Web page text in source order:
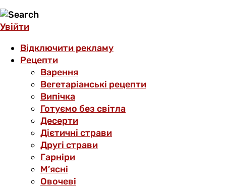
Увійти
Відключити рекламу
Рецепти
Варення
Вегетаріанські рецепти
Випічка
Готуємо без світла
Десерти
Дієтичні страви
Другі страви
Гарніри
М’ясні
Овочеві